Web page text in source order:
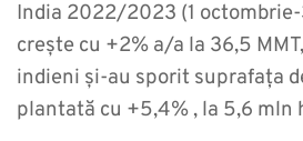
India 2022/2023 (1
crește cu +2% a/a la 36,5
indieni și-au sporit suprafața
plantată cu +5,4% , la 5,6 mln